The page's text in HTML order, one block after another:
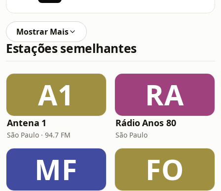
Mostrar Mais
Estações semelhantes
A1
Antena 1
São Paulo · 94.7 FM
RA
Rádio Anos 80
São Paulo
MF FO